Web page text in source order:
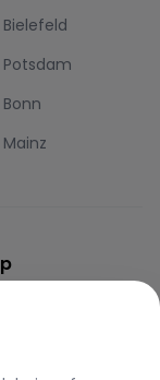
Bielefeld
Potsdam
Bonn
Mainz